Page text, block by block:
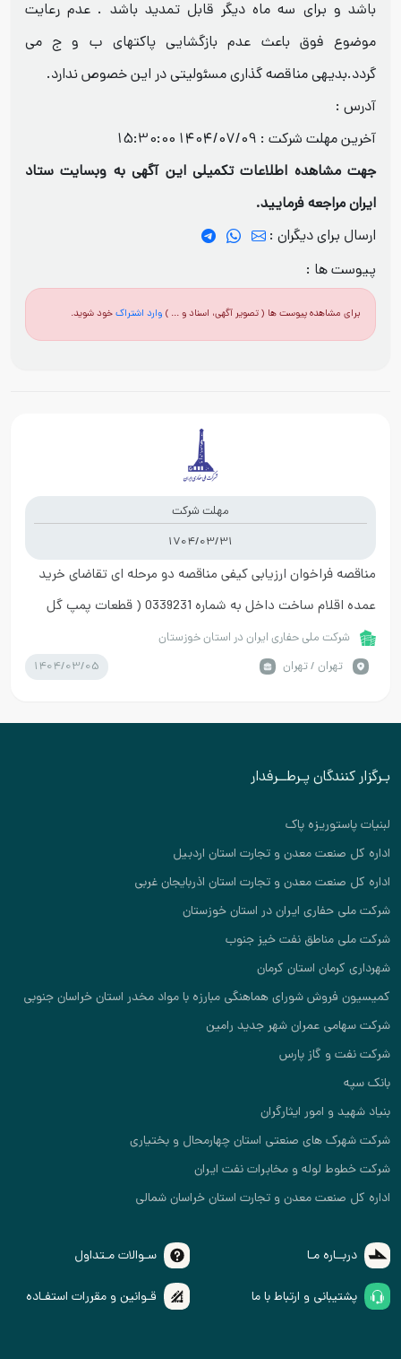
باشد و برای سه ماه دیگر قابل تمدید باشد . عدم رعایت
موضوع فوق باعث عدم بازگشایی پاکتهای ب و ج می
گردد.بدیهی مناقصه گذاری مسئولیتی در این خصوص ندارد.
آدرس :
آخرین مهلت شرکت : 1404/07/09 15:30:00
جهت مشاهده اطلاعات تکمیلی این آگهی به وبسایت ستاد
ایران مراجعه فرمایید.
ارسال برای دیگران :
پیوست ها :
برای مشاهده پیوست ها ( تصویر آگهی، اسناد و ... ) وارد اشتراکخود شوید.
مهلت شرکت
1704/03/31
مناقصه فراخوان ارزیابی کیفی مناقصه دو مرحله ای تقاضای خرید
عمده اقلام ساخت داخل به شماره 0339231 ( قطعات پمپ گل
حفاری )شرکت ملی حفاری ایران در استان خوزستان
تهران / تهران
1404/03/05
بـرگزار کنندگان پـرطــرفدار
لبنیات پاستوریزه پاک
اداره کل صنعت معدن و تجارت استان اردبیل
اداره کل صنعت معدن و تجارت استان اذربایجان غربی
شرکت ملی حفاری ایران در استان خوزستان
شرکت ملی مناطق نفت خیز جنوب
شهرداری کرمان استان کرمان
کمیسیون فروش شورای هماهنگی مبارزه با مواد مخدر استان خراسان جنوبی
شرکت سهامی عمران شهر جدید رامین
شرکت نفت و گاز پارس
بانک سپه
بنیاد شهید و امور ایثارگران
شرکت شهرک های صنعتی استان چهارمحال و بختیاری
شرکت خطوط لوله و مخابرات نفت ایران
اداره کل صنعت معدن و تجارت استان خراسان شمالی
دربــاره مـا سـوالات مـتداول
پشتیبانی و ارتباط با ما قـوانین و مقررات استفـاده